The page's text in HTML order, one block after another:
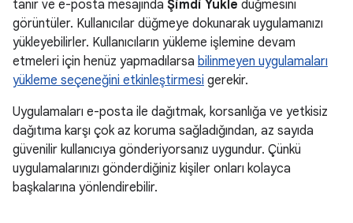
tanır ve e-posta mesajında Şimdi Yükle düğmesini
görüntüler. Kullanıcılar düğmeye dokunarak uygulamanızı
yükleyebilirler. Kullanıcıların yükleme işlemine devam
etmeleri için henüz yapmadılarsa bilinmeyen uygulamaları
yükleme seçeneğini etkinleştirmesi gerekir.
Uygulamaları e-posta ile dağıtmak, korsanlığa ve yetkisiz
dağıtıma karşı çok az koruma sağladığından, az sayıda
güvenilir kullanıcıya gönderiyorsanız uygundur. Çünkü
uygulamalarınızı gönderdiğiniz kişiler onları kolayca
başkalarına yönlendirebilir.